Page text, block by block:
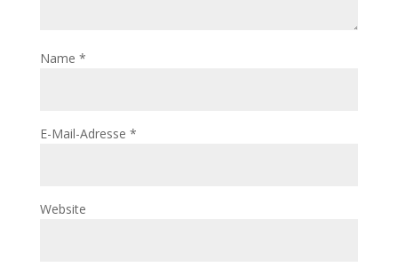
Name *
E-Mail-Adresse *
Website